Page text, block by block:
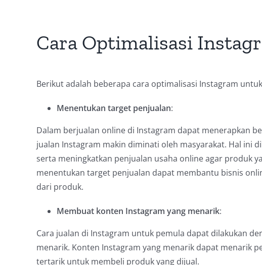
Cara Optimalisasi
Berikut adalah beberapa cara optimalisasi Instagram
Menentukan target penjualan:
Dalam berjualan online di Instagram dapat menerapkan
jualan Instagram makin diminati oleh masyarakat. Hal ini
serta meningkatkan penjualan usaha online agar produk
menentukan target penjualan dapat membantu bisnis
dari produk.
Membuat konten Instagram yang menarik:
Cara jualan di Instagram untuk pemula dapat dilakukan
menarik. Konten Instagram yang menarik dapat menarik
tertarik untuk membeli produk yang dijual.